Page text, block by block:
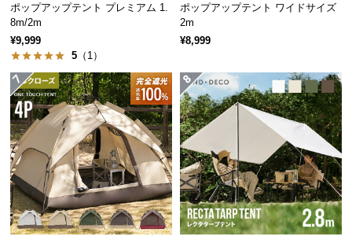
て
返
キ
ャ
ン
セ
ル
つ
い
て
ポップアップテント プレミアム 1.
8m/2m
¥9,999
5 （1）
ポップアップテント ワイドサイズ
2m
¥8,999